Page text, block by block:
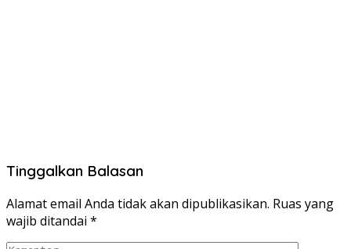
Tinggalkan Balasan
Alamat email Anda tidak akan dipublikasikan. Ruas yang
wajib ditandai *